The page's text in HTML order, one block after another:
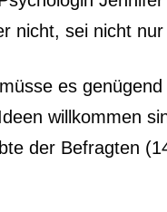
nicht, sei nicht
es
willkommen
der Befragten